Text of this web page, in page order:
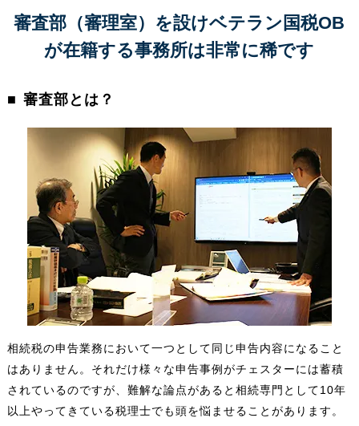
審査部（審理室）を設けベテラン国税OB
が在籍する事務所は非常に稀です
審査部とは？
相続税の申告業務において一つとして同じ申告内容になること
はありません。それだけ様々な申告事例がチェスターには蓄積
されているのですが、難解な論点があると相続専門として10年
以上やってきている税理士でも頭を悩ませることがあります。